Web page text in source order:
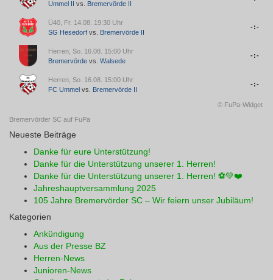
Ummel II vs. Bremervörde II
Ü40, Fr. 14.08. 19:30 Uhr
SG Hesedorf vs. Bremervörde II
-:-
Herren, So. 16.08. 15:00 Uhr
Bremervörde vs. Walsede
-:-
Herren, So. 16.08. 15:00 Uhr
FC Ummel vs. Bremervörde II
-:-
© FuPa-Widget
Bremervörder SC auf FuPa
Neueste Beiträge
Danke für eure Unterstützung!
Danke für die Unterstützung unserer 1. Herren!
Danke für die Unterstützung unserer 1. Herren! ⚽💚❤️
Jahreshauptversammlung 2025
105 Jahre Bremervörder SC – Wir feiern unser Jubiläum!
Kategorien
Ankündigung
Aus der Presse BZ
Herren-News
Junioren-News